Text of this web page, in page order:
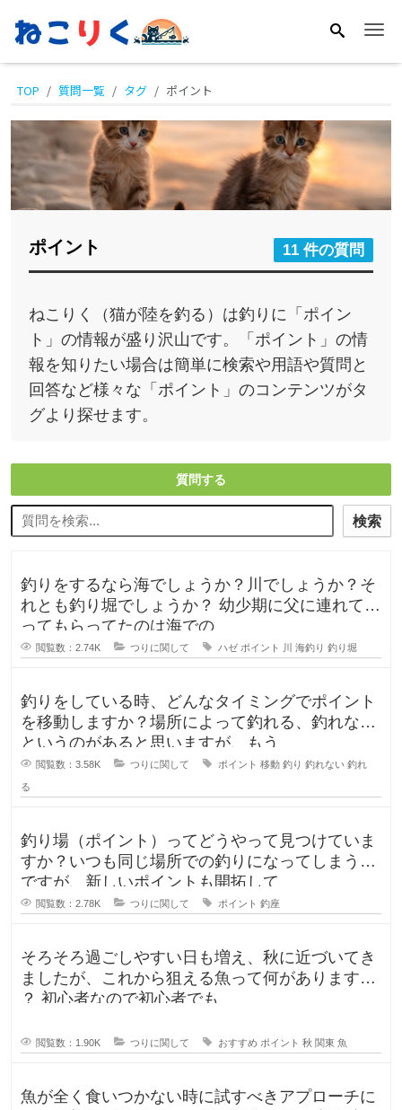
TOP 質問一覧 タグ ポイント
ポイント 11 件の質問
ねこりく（猫が陸を釣る）は釣りに「ポイン
ト」の情報が盛り沢山です。「ポイント」の情
報を知りたい場合は簡単に検索や用語や質問と
回答など様々な「ポイント」のコンテンツがタ
グより探せます。
質問する
検索
釣りをするなら海でしょうか？川でしょうか？そ
れとも釣り堀でしょうか？ 幼少期に父に連れて行
ってもらってたのは海での
閲覧数：2.74K つりに関して ハゼ ポイント 川 海釣り 釣り堀
釣りをしている時、どんなタイミングでポイント
を移動しますか？場所によって釣れる、釣れない
というのがあると思いますが、もう
閲覧数：3.58K つりに関して ポイント 移動 釣り 釣れない 釣れ
る
釣り場（ポイント）ってどうやって見つけていま
すか？いつも同じ場所での釣りになってしまうの
ですが、新しいポイントも開拓して
閲覧数：2.78K つりに関して ポイント 釣座
そろそろ過ごしやすい日も増え、秋に近づいてき
ましたが、これから狙える魚って何がありますか
？ 初心者なので初心者でも
閲覧数：1.90K つりに関して おすすめ ポイント 秋 関東 魚
魚が全く食いつかない時に試すべきアプローチに